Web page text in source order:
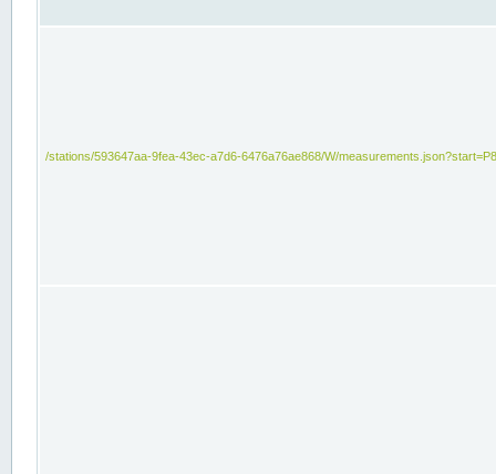
/stations/593647aa-9fea-43ec-a7d6-6476a76ae868/W/